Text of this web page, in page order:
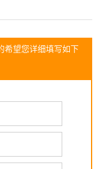
希望您详细填写如下